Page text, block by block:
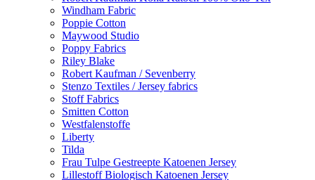
Windham Fabric
Poppie Cotton
Maywood Studio
Poppy Fabrics
Riley Blake
Robert Kaufman / Sevenberry
Stenzo Textiles / Jersey fabrics
Stoff Fabrics
Smitten Cotton
Westfalenstoffe
Liberty
Tilda
Frau Tulpe Gestreepte Katoenen Jersey
Lillestoff Biologisch Katoenen Jersey